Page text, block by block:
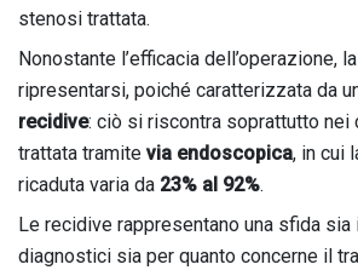
stenosi trattata.
Nonostante l’efficacia dell’operazione,
ripresentarsi, poiché caratterizzata da
recidive: ciò si riscontra soprattutto
trattata tramite via endoscopica, in cui
ricaduta varia da 23% al 92%.
Le recidive rappresentano una sfida sia
diagnostici sia per quanto concerne il